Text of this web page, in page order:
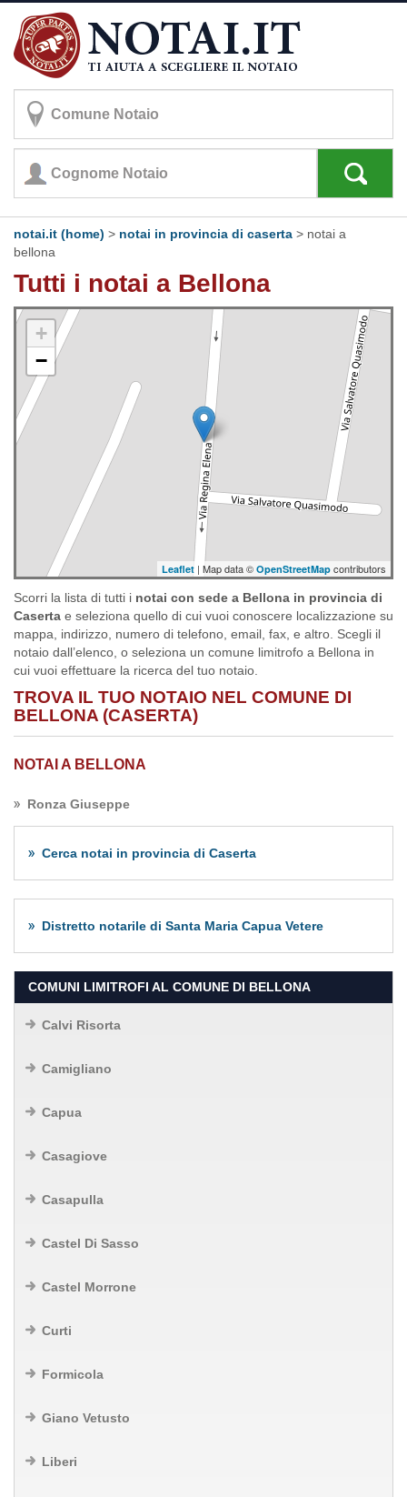
notai.it (home) > notai in provincia di caserta > notai a
bellona
Tutti i notai a Bellona
+
−
Leaflet | Map data © OpenStreetMap contributors
Scorri la lista di tutti i notai con sede a Bellona in provincia di
Caserta e seleziona quello di cui vuoi conoscere localizzazione su
mappa, indirizzo, numero di telefono, email, fax, e altro. Scegli il
notaio dall’elenco, o seleziona un comune limitrofo a Bellona in
cui vuoi effettuare la ricerca del tuo notaio.
TROVA IL TUO NOTAIO NEL COMUNE DI
BELLONA (CASERTA)
NOTAI A BELLONA
Ronza Giuseppe
Cerca notai in provincia di Caserta
Distretto notarile di Santa Maria Capua Vetere
COMUNI LIMITROFI AL COMUNE DI BELLONA
Calvi Risorta
Camigliano
Capua
Casagiove
Casapulla
Castel Di Sasso
Castel Morrone
Curti
Formicola
Giano Vetusto
Liberi